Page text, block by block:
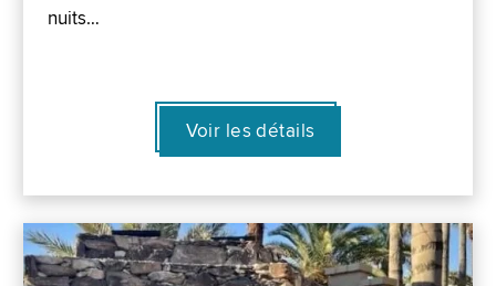
nuits…
Voir les détails